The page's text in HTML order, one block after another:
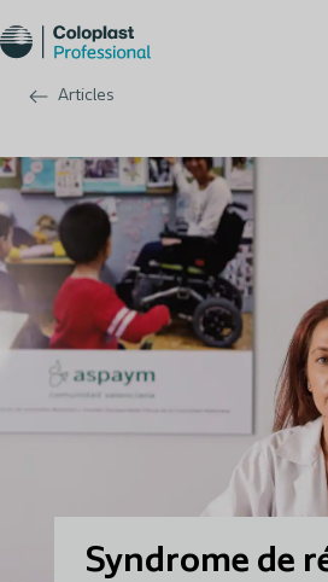
Articles
Syndrome de